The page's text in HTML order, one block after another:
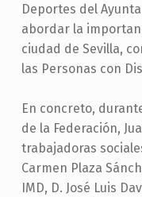
Deportes del
abordar la
ciudad de Sevilla,
las Personas con
En concreto,
de la Federación,
trabajadoras
Carmen Plaza
IMD, D. José Luis